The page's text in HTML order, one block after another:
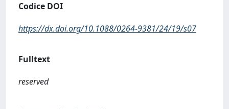
Codice DOI
https://dx.doi.org/10.1088/0264-9381/24/19/s07
Fulltext
reserved